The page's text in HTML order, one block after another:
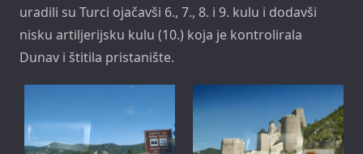
uradili su Turci ojačavši 6., 7., 8. i 9. kulu i dodavši
nisku artiljerijsku kulu (10.) koja je kontrolirala
Dunav i štitila pristanište.